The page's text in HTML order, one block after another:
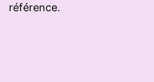
référence.